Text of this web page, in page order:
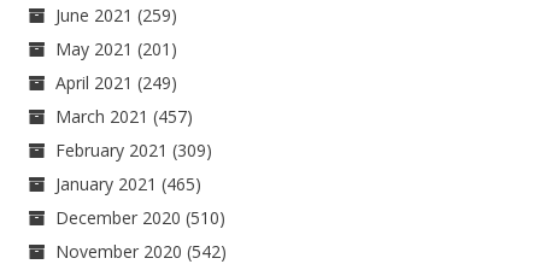
June 2021 (259)
May 2021 (201)
April 2021 (249)
March 2021 (457)
February 2021 (309)
January 2021 (465)
December 2020 (510)
November 2020 (542)